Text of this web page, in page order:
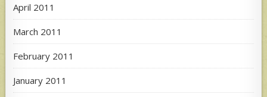
April 2011
March 2011
February 2011
January 2011